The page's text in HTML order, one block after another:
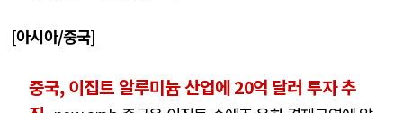
[아시아/중국]
중국, 이집트 알루미늄 산업에 20억 달러 투자 추